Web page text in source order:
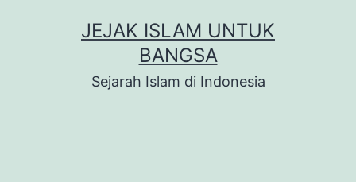
JEJAK ISLAM UNTUK
BANGSA
Sejarah Islam di Indonesia